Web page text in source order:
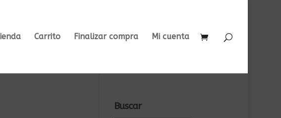
Carrito Finalizar compra Mi cuenta
Buscar